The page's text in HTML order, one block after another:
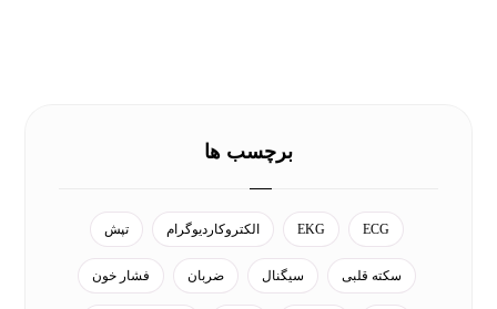
برچسب ها
ECG
EKG الکتروکاردیوگرام تپش
سکته قلبی سیگنال ضربان فشار خون